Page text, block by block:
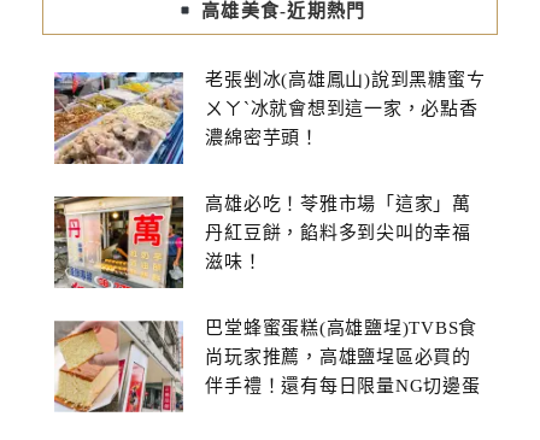
高雄美食-近期熱門
老張剉冰(高雄鳳山)說到黑糖蜜ㄘ
ㄨㄚˋ冰就會想到這一家，必點香
濃綿密芋頭！
高雄必吃！苓雅市場「這家」萬
丹紅豆餅，餡料多到尖叫的幸福
滋味！
巴堂蜂蜜蛋糕(高雄鹽埕)TVBS食
尚玩家推薦，高雄鹽埕區必買的
伴手禮！還有每日限量NG切邊蛋